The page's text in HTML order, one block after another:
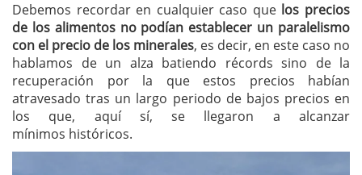
Debemos recordar en cualquier caso que los precios
de los alimentos no podían establecer un paralelismo
con el precio de los minerales, es decir, en este caso no
hablamos de un alza batiendo récords sino de la
recuperación por la que estos precios habían
atravesado tras un largo periodo de bajos precios en
los que, aquí sí, se llegaron a alcanzar
mínimos históricos.